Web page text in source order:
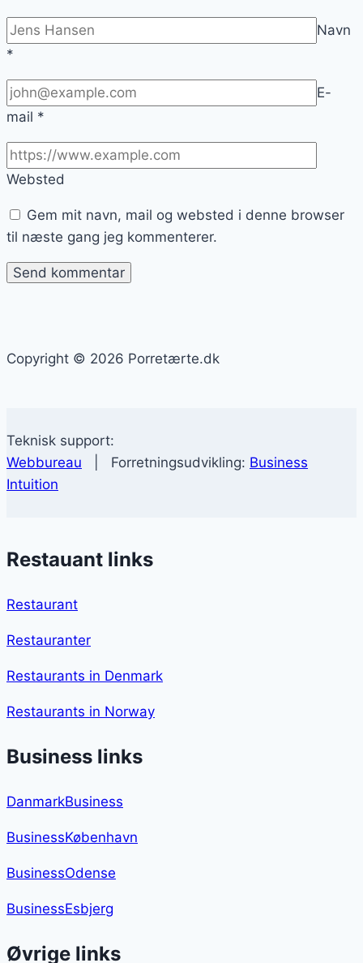
Navn
*
E-
mail *
Websted
Gem mit navn, mail og websted i denne browser
til næste gang jeg kommenterer.
Copyright © 2026 Porretærte.dk
Teknisk support:
Webbureau | Forretningsudvikling: Business
Intuition
Restauant links
Restaurant
Restauranter
Restaurants in Denmark
Restaurants in Norway
Business links
DanmarkBusiness
BusinessKøbenhavn
BusinessOdense
BusinessEsbjerg
Øvrige links